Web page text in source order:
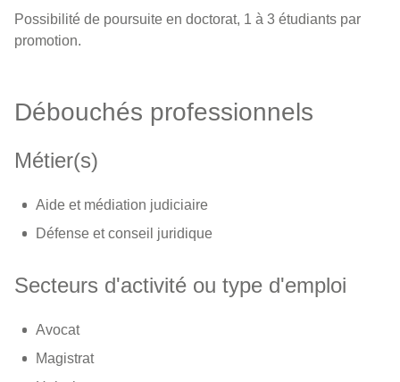
Possibilité de poursuite en doctorat, 1 à 3 étudiants par
promotion.
Débouchés professionnels
Métier(s)
Aide et médiation judiciaire
Défense et conseil juridique
Secteurs d'activité ou type d'emploi
Avocat
Magistrat